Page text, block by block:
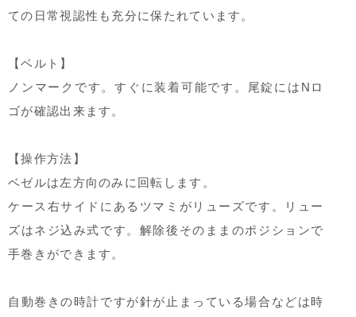
ての日常視認性も充分に保たれています。
【ベルト】
ノンマークです。すぐに装着可能です。尾錠にはNロ
ゴが確認出来ます。
【操作方法】
ベゼルは左方向のみに回転します。
ケース右サイドにあるツマミがリューズです。リュー
ズはネジ込み式です。解除後そのままのポジションで
手巻きができます。
自動巻きの時計ですが針が止まっている場合などは時